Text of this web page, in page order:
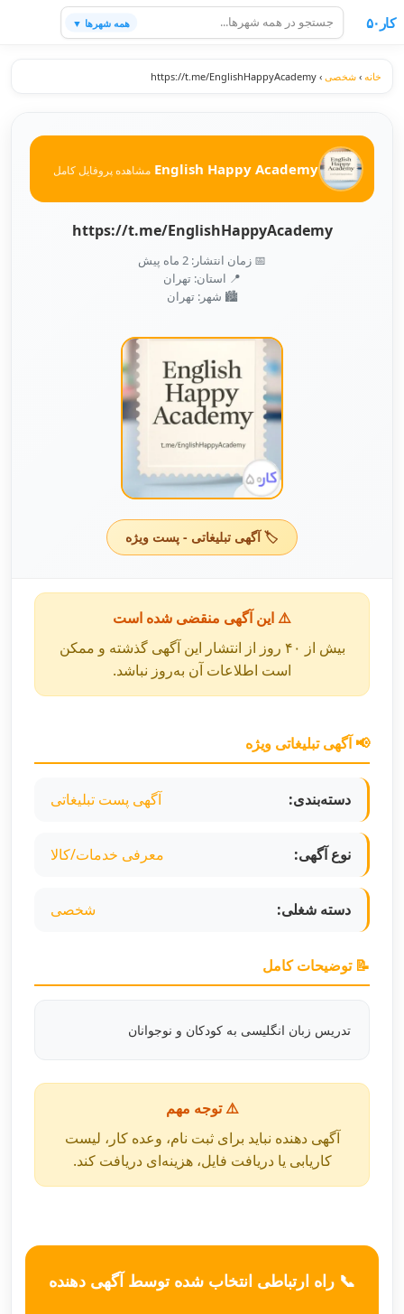
کار۵۰ همه شهرها ▼
خانه › شخصی ›
https://t.me/EnglishHappyAcademy
English Happy Academy مشاهده پروفایل کامل
https://t.me/EnglishHappyAcademy
📅 زمان انتشار: 2 ماه پیش
📍 استان: تهران
🏙️ شهر: تهران
🏷️ آگهی تبلیغاتی - پست ویژه
⚠️ این آگهی منقضی شده است
بیش از ۴۰ روز از انتشار این آگهی گذشته و ممکن
است اطلاعات آن به‌روز نباشد.
📢 آگهی تبلیغاتی ویژه
دسته‌بندی: آگهی پست تبلیغاتی
نوع آگهی: معرفی خدمات/کالا
دسته شغلی: شخصی
📝 توضیحات کامل
تدریس زبان انگلیسی به کودکان و نوجوانان
⚠️ توجه مهم
آگهی دهنده نباید برای ثبت نام، وعده کار، لیست
کاریابی یا دریافت فایل، هزینه‌ای دریافت کند.
📞 راه ارتباطی انتخاب شده توسط آگهی دهنده